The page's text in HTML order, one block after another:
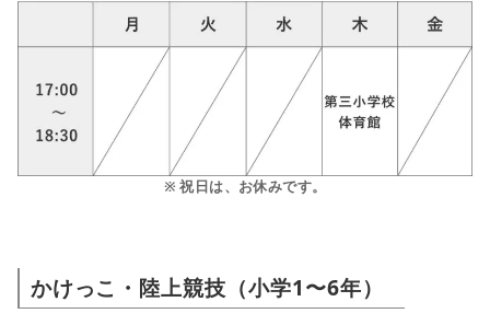
※ 祝日は、お休みです。
かけっこ・陸上競技（小学1〜6年）